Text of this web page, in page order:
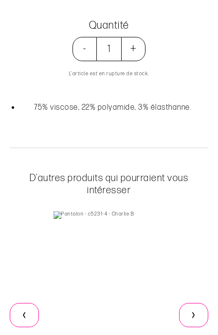
Quantité
- +
L’article est en rupture de stock.
75% viscose, 22% polyamide, 3% élasthanne.
D'autres produits qui pourraient vous
intéresser